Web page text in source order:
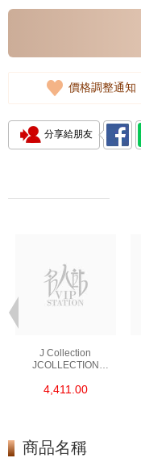
價格調整通知
分享給朋友
J Collection
JCOLLECTION
RDDI 0.48 CT18KR
4,411.00
商品名稱